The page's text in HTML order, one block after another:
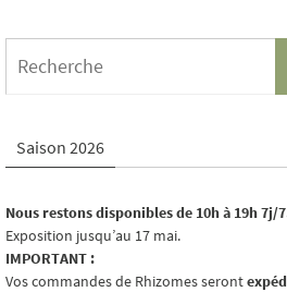
Saison 2026
Nous restons disponibles de 10h à 19h 7j/
Exposition jusqu’au 17 mai.
IMPORTANT :
Vos commandes de Rhizomes seront